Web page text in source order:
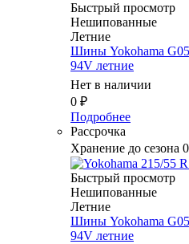
Быстрый просмотр
Нешипованные
Летние
Шины Yokohama
94V летние
Нет в наличии
0 ₽
Подробнее
Рассрочка
Хранение до сезона
Быстрый просмотр
Нешипованные
Летние
Шины Yokohama
94V летние